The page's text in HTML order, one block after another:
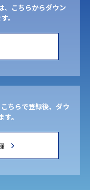
、こちらからダウン
。
ちらで登録後、ダウ
。